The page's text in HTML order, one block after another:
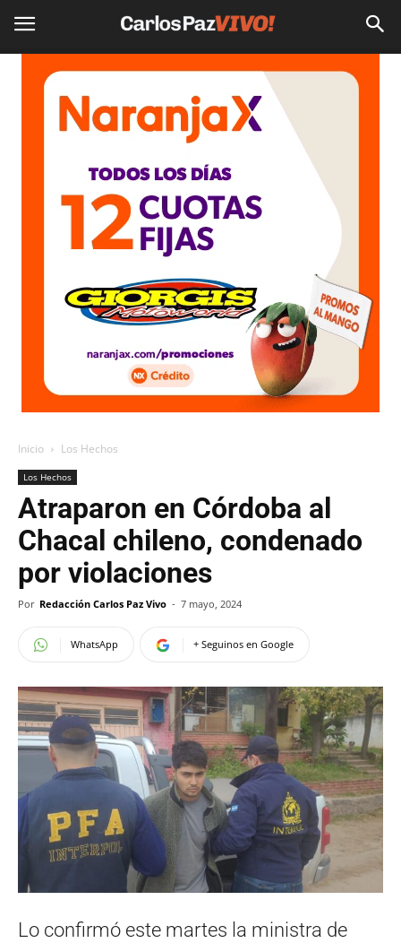
Inicio Los Hechos
Los Hechos
Atraparon en Córdoba al
Chacal chileno, condenado
por violaciones
Por Redacción Carlos Paz Vivo - 7 mayo, 2024
WhatsApp + Seguinos en Google
Lo confirmó este martes la ministra de